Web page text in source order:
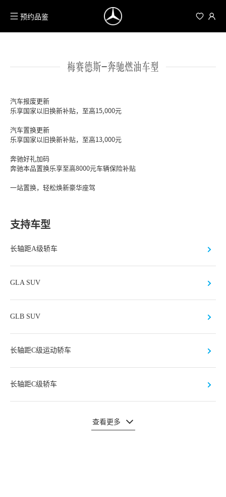
预约品鉴
梅赛德斯-奔驰燃油车型
汽车报废更新
乐享国家以旧换新补贴，至高15,000元
汽车置换更新
乐享国家以旧换新补贴，至高13,000元
奔驰好礼加码
奔驰本品置换乐享至高8000元车辆保险补贴
一站置换，轻松焕新豪华座驾
支持车型
长轴距A级轿车
GLA SUV
GLB SUV
长轴距C级运动轿车
长轴距C级轿车
查看更多